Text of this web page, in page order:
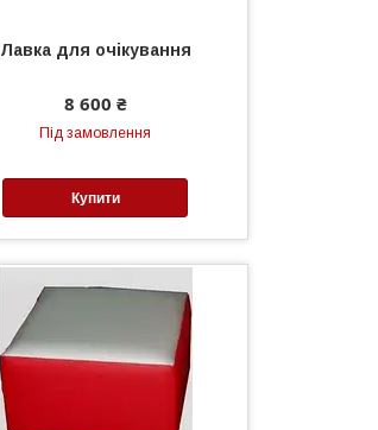
Лавка для очікування
8 600 ₴
Під замовлення
Купити